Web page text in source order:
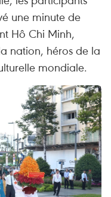
une minute de
Hô Chi Minh,
nation, héros de la
mondiale.